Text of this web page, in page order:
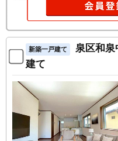
新築一戸建て
泉区和
建て